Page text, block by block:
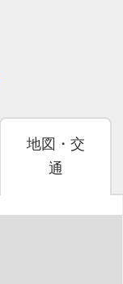
地図・交
通